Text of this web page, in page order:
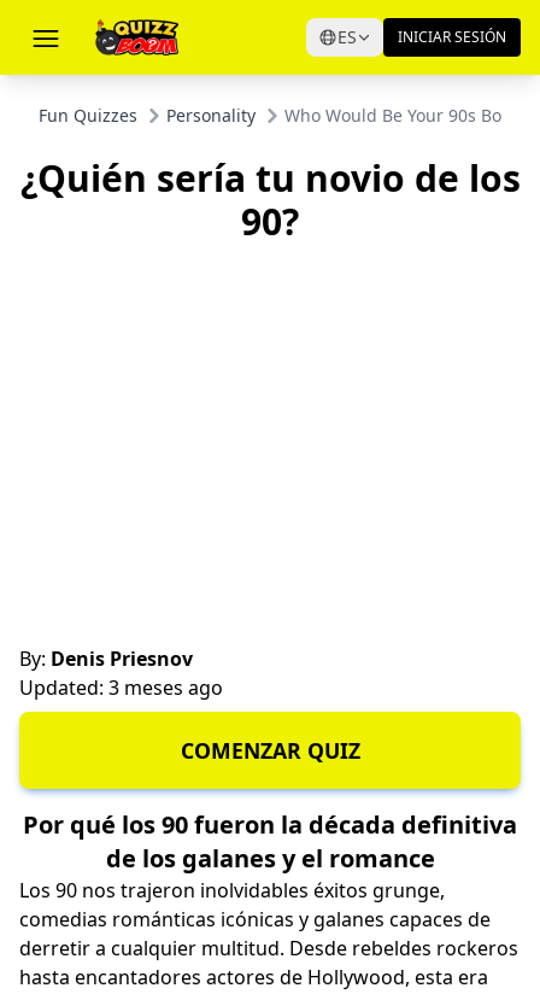
ES INICIAR SESIÓN
Fun Quizzes Personality Who Would Be Your 90s
¿Quién sería tu novio de los
90?
By: Denis Priesnov
Updated: 3 meses ago
COMENZAR QUIZ
Por qué los 90 fueron la década definitiva
de los galanes y el romance
Los 90 nos trajeron inolvidables éxitos grunge,
comedias románticas icónicas y galanes capaces de
derretir a cualquier multitud. Desde rebeldes rockeros
hasta encantadores actores de Hollywood, esta era